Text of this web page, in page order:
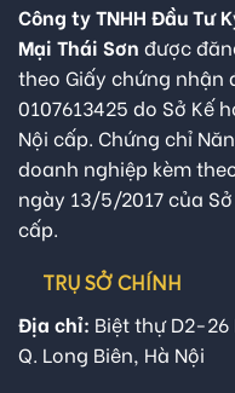
Công ty TNHH Đầu Tư
Mại Thái Sơn được
theo Giấy chứng nhận
0107613425 do Sở Kế
Nội cấp. Chứng chỉ
doanh nghiệp kèm
ngày 13/5/2017 của
cấp.
TRỤ SỞ CHÍNH
Địa chỉ: Biệt thự D2-26
Q. Long Biên, Hà Nội